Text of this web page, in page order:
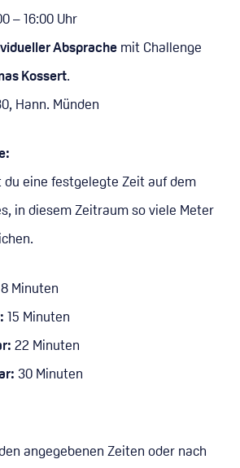
– 16:00 Uhr
Absprache mit Challenge
Kossert.
Hann. Münden
du eine festgelegte Zeit auf dem
in diesem Zeitraum so viele Meter
8 Minuten
15 Minuten
22 Minuten
30 Minuten
angegebenen Zeiten oder nach